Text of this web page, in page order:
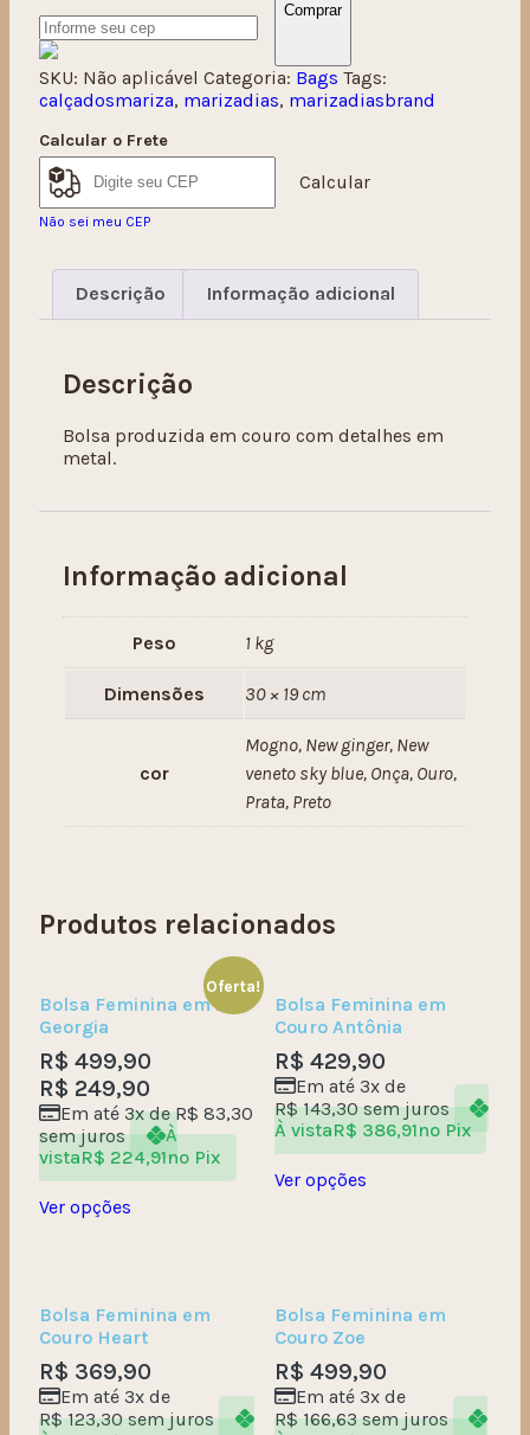
Comprar
SKU: Não aplicável Categoria: Bags Tags:
calçadosmariza, marizadias, marizadiasbrand
Calcular o Frete
Calcular
Não sei meu CEP
Descrição Informação adicional
Descrição
Bolsa produzida em couro com detalhes em
metal.
Informação adicional
Peso 1 kg
Dimensões 30 × 19 cm
cor
Mogno, New ginger, New
veneto sky blue, Onça, Ouro,
Prata, Preto
Produtos relacionados
Oferta!
Bolsa Feminina em Poá
Georgia
R$ 499,90
R$ 249,90
Em até 3x deR$ 83,30
sem juros
À
vistaR$ 224,91no Pix
Ver opções
Bolsa Feminina em
Couro Antônia
R$ 429,90
Em até 3x de
R$143,30sem juros
À vistaR$ 386,91no Pix
Ver opções
Bolsa Feminina em
Couro Heart
R$ 369,90
Em até 3x de
R$123,30sem juros
Bolsa Feminina em
Couro Zoe
R$ 499,90
Em até 3x de
R$166,63sem juros